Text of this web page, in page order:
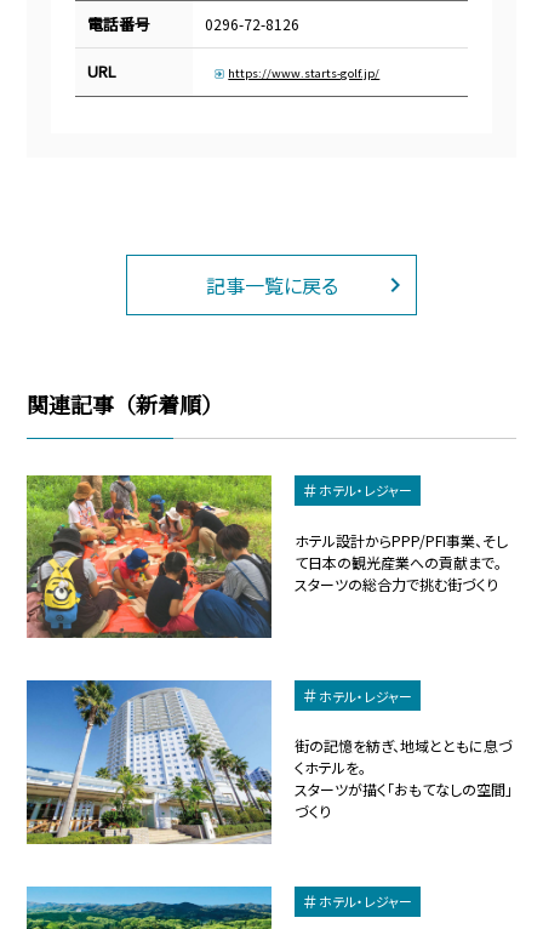
電話番号 0296-72-8126
URL https://www.starts-golf.jp/
記事一覧に戻る
関連記事（新着順）
ホテル・レジャー
ホテル設計からPPP/PFI事業、そし
て日本の観光産業への貢献まで。
スターツの総合力で挑む街づくり
ホテル・レジャー
街の記憶を紡ぎ、地域とともに息づ
くホテルを。
スターツが描く「おもてなしの空間」
づくり
ホテル・レジャー